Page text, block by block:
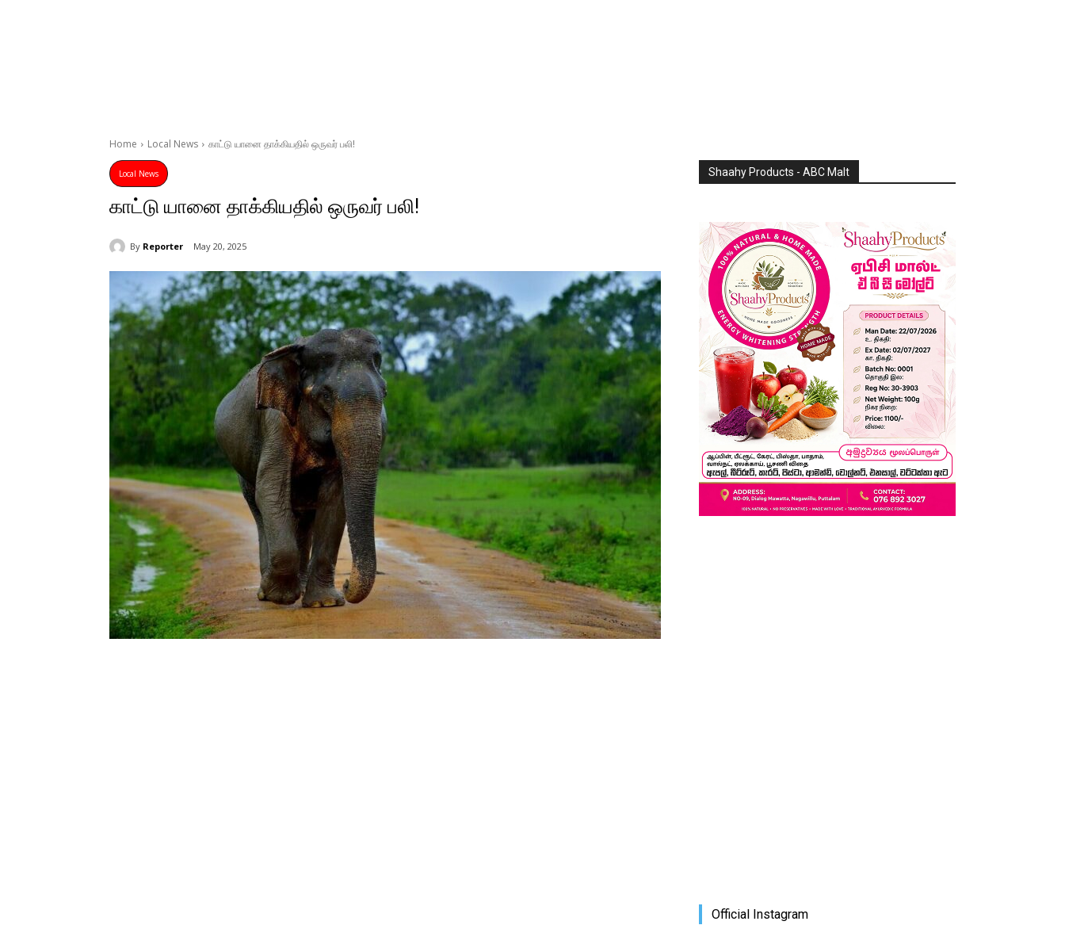
Home Local News காட்டு யானை தாக்கியதில் ஒருவர் பலி!
Local News
காட்டு யானை தாக்கியதில் ஒருவர் பலி!
By Reporter May 20, 2025
Shaahy Products - ABC Malt
Official Instagram